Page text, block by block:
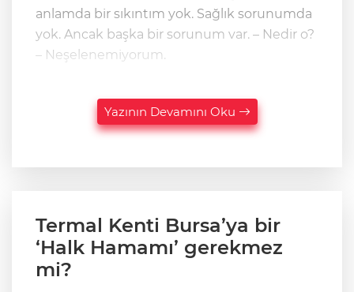
anlamda bir sıkıntım yok. Sağlık sorunumda
yok. Ancak başka bir sorunum var. – Nedir o?
– Neşelenemiyorum.
Yazının Devamını Oku
Termal Kenti Bursa’ya bir
‘Halk Hamamı’ gerekmez
mi?